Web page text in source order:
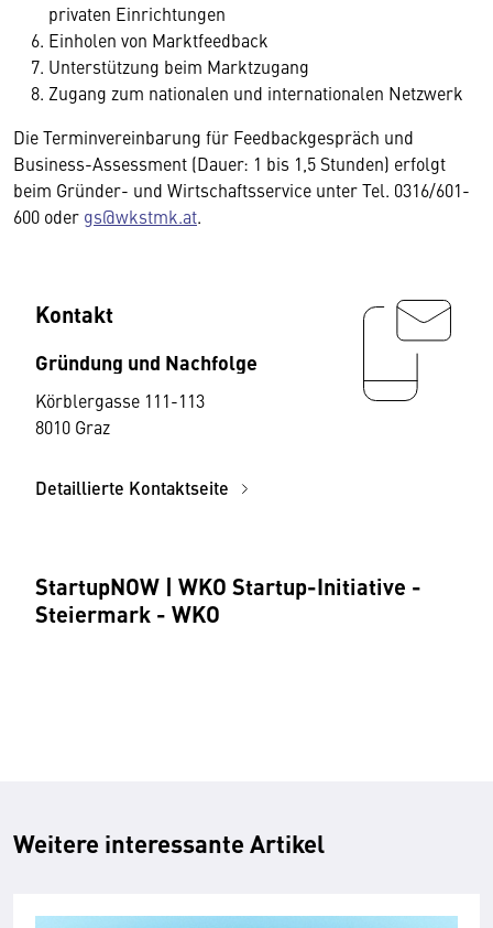
privaten Einrichtungen
Einholen von Marktfeedback
Unterstützung beim Marktzugang
Zugang zum nationalen und internationalen Netzwerk
Die Terminvereinbarung für Feedbackgespräch und
Business-Assessment (Dauer: 1 bis 1,5 Stunden) erfolgt
beim Gründer- und Wirtschaftsservice unter Tel. 0316/601-
600 oder gs@wkstmk.at.
Kontakt
Gründung und Nachfolge
Körblergasse 111-113
8010 Graz
Detaillierte Kontaktseite
StartupNOW | WKO Startup-Initiative -
Steiermark - WKO
Weitere interessante Artikel